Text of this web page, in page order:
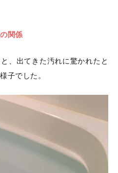
関係
、出てきた汚れに驚かれたと
子でした。